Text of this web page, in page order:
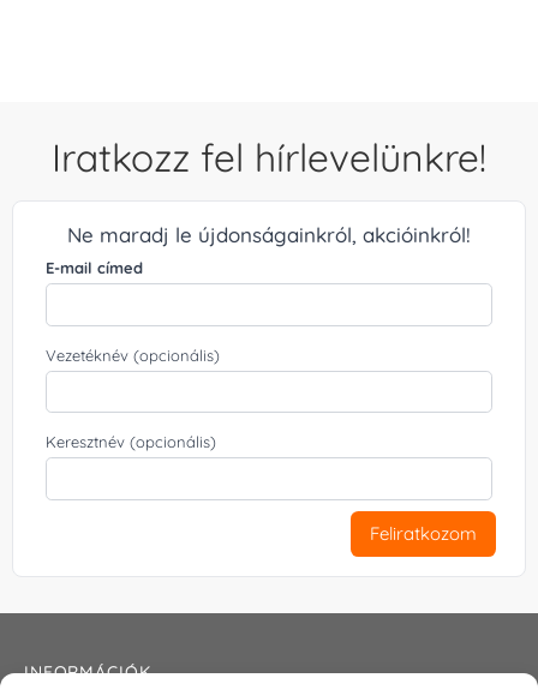
Iratkozz fel hírlevelünkre!
Ne maradj le újdonságainkról, akcióinkról!
E-mail címed
Vezetéknév (opcionális)
Keresztnév (opcionális)
Feliratkozom
INFORMÁCIÓK